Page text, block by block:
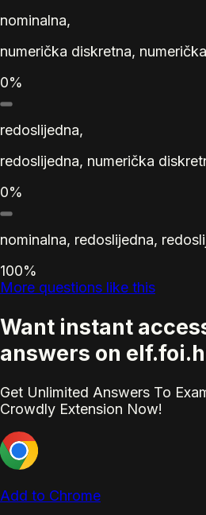
nominalna,
numerička diskretna,
0%
redoslijedna,
redoslijedna, numerička
0%
nominalna, redoslijedna,
100%
More questions like this
Want instant
answers on
Get Unlimited Answers To
Crowdly Extension Now!
Add to Chrome